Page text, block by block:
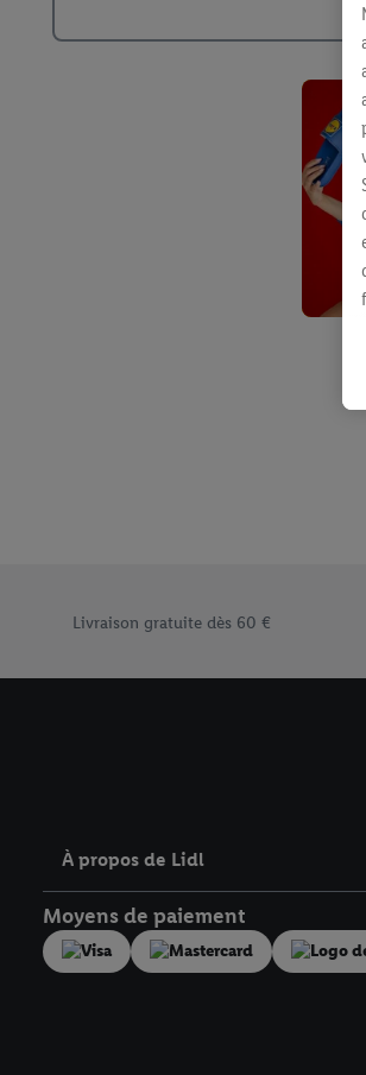
Livraison gratuite dès 60 €
À propos de Lidl
Moyens de paiement